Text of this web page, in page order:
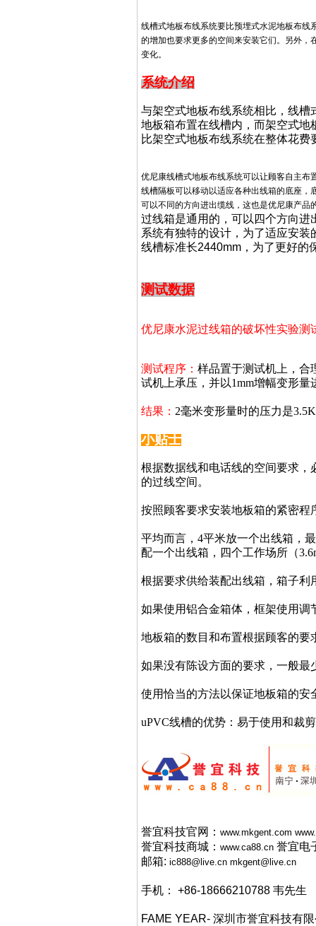
线槽式地板布线系统要比预埋式水泥地板布线
的增加也要求更多的空间来安装它们。另外，
变化。
系统介绍
与架空式地板布线系统相比，线
地板箱布置在线槽内，而架空式
比架空式地板布线系统在整体花费
优尼康线槽式地板布线系统可以让顾客自主布
线槽隔板可以移动以适应各种出线箱的底座，
可以不同的方向进出缆线，这也是优尼康产品
过线箱是通用的，可以四个方向进
系统有独特的设计，为了适应安
线槽标准长2440mm ，为了更好的
测试数据
优尼康水泥过线箱的破坏性实验测
测试程序： 样品置于测试机上，合
试机上承压，并以1mm增幅变形
结果： 2毫米变形量时的压力是
小贴士
根据数据线和电话线的空间要求
的过线空间。
按照顾客要求安装地板箱的紧密
平均而言，4平米放一个出线箱，
配一个出线箱，四个工作场所（
根据要求供给装配出线箱，箱子
如果使用铝合金箱体，框架使用
地板箱的数目和布置根据顾客的
如果没有陈设方面的要求，一般最
使用恰当的方法以保证地板箱的安
uPVC线槽的优势：易于使用和裁
誉宜科技官网： www.mkgent.com
誉宜科技商城： www.ca88.cn 誉宜电
邮箱: ic888@live.cn mkgent@live.cn
手机： +86-18666210788 韦先生
FAME YEAR- 深圳市誉宜科技有